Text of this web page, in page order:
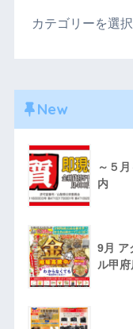
New
～５
内
9月 ア
ル甲